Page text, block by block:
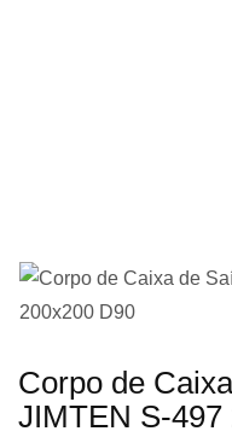
para
o
Corpo de
JIMTEN S-497